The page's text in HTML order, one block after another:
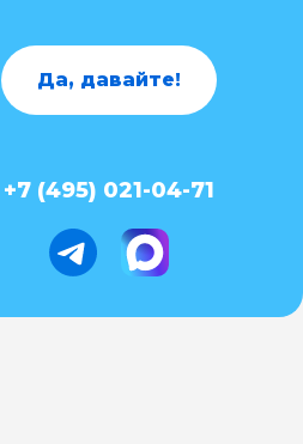
Да, давайте!
+7 (495) 021-04-71